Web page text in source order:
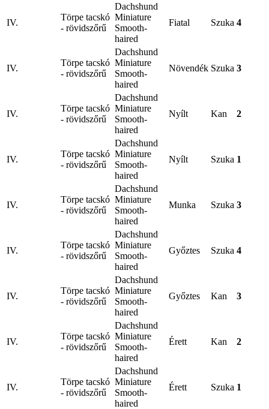
IV.
Törpe tacskó
- rövidszőrű
Dachshund
Miniature
Smooth-
haired
Fiatal Szuka 4
IV.
Törpe tacskó
- rövidszőrű
Dachshund
Miniature
Smooth-
haired
Növendék Szuka 3
IV.
Törpe tacskó
- rövidszőrű
Dachshund
Miniature
Smooth-
haired
Nyílt Kan 2
IV.
Törpe tacskó
- rövidszőrű
Dachshund
Miniature
Smooth-
haired
Nyílt Szuka 1
IV.
Törpe tacskó
- rövidszőrű
Dachshund
Miniature
Smooth-
haired
Munka Szuka 3
IV.
Törpe tacskó
- rövidszőrű
Dachshund
Miniature
Smooth-
haired
Győztes Szuka 4
IV.
Törpe tacskó
- rövidszőrű
Dachshund
Miniature
Smooth-
haired
Győztes Kan 3
IV.
Törpe tacskó
- rövidszőrű
Dachshund
Miniature
Smooth-
haired
Érett Kan 2
IV.
Törpe tacskó
- rövidszőrű
Dachshund
Miniature
Smooth-
haired
Érett Szuka 1